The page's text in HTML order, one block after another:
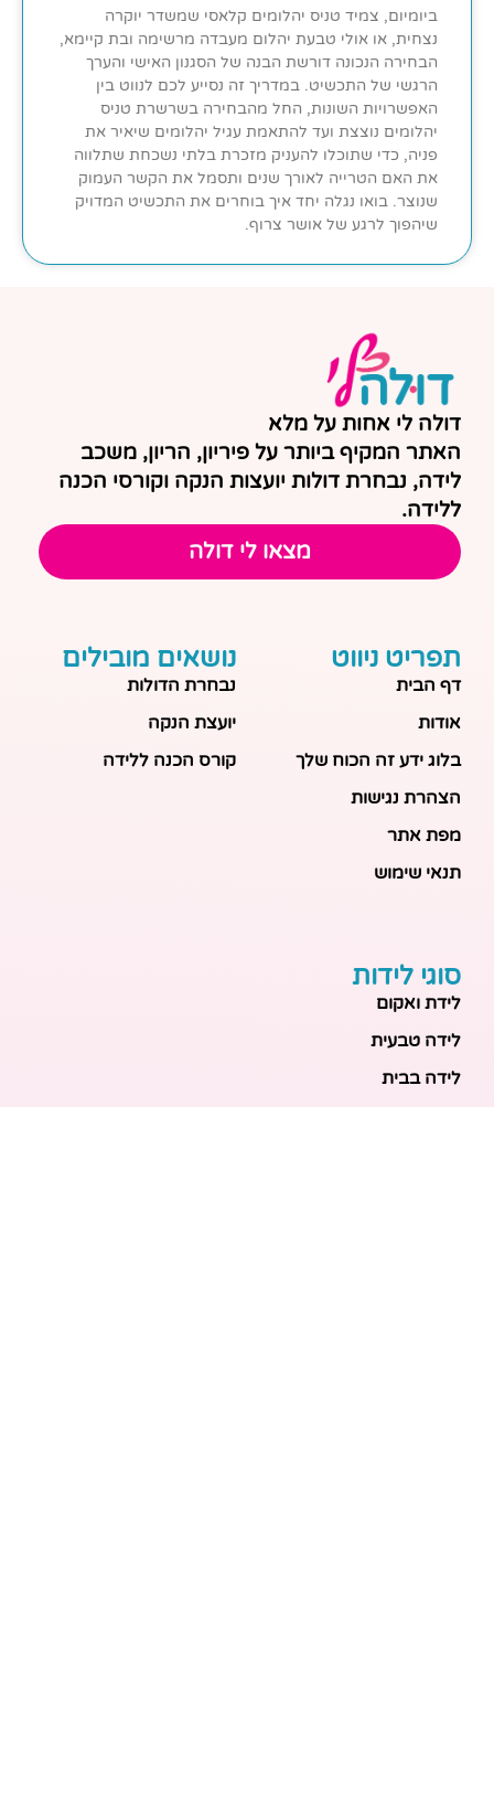
ביומיום, צמיד טניס יהלומים קלאסי שמשדר יוקרה
נצחית, או אולי טבעת יהלום מעבדה מרשימה ובת קיימא,
הבחירה הנכונה דורשת הבנה של הסגנון האישי והערך
הרגשי של התכשיט. במדריך זה נסייע לכם לנווט בין
האפשרויות השונות, החל מהבחירה בשרשרת טניס
יהלומים נוצצת ועד להתאמת עגיל יהלומים שיאיר את
פניה, כדי שתוכלו להעניק מזכרת בלתי נשכחת שתלווה
את האם הטרייה לאורך שנים ותסמל את הקשר העמוק
שנוצר. בואו נגלה יחד איך בוחרים את התכשיט המדויק
שיהפוך לרגע של אושר צרוף.
דולה לי אחות על מלא
האתר המקיף ביותר על פיריון, הריון, משכב
לידה, נבחרת דולות יועצות הנקה וקורסי הכנה
ללידה.
מצאו לי דולה
תפריט ניווט
דף הבית
אודות
בלוג ידע זה הכוח שלך
הצהרת נגישות
מפת אתר
תנאי שימוש
נושאים מובילים
נבחרת הדולות
יועצת הנקה
קורס הכנה ללידה
סוגי לידות
לידת ואקום
לידה טבעית
לידה בבית